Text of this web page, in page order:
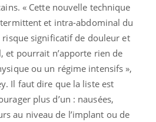
« Cette nouvelle technique
et intra-abdominal du
significatif de douleur et
et pourrait n’apporte rien de
ou un régime intensifs »,
Il faut dire que la liste est
plus d’un : nausées,
au niveau de l’implant ou de